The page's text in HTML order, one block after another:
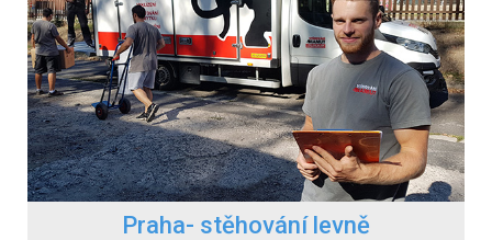
Praha- stěhování levně